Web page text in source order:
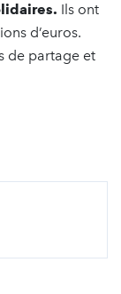
Ils ont
d’euros.
de partage et